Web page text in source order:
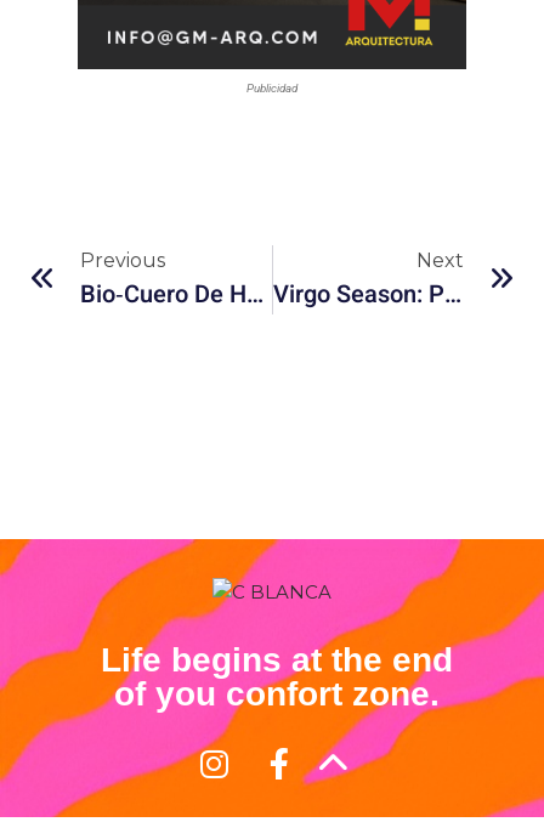
Publicidad
Previous
Bio‑cuero De Hongos Y Cáscara De Camarón: ¿El Fin Del Cuero Animal?
Next
Virgo Season: Productividad Con Mood Lunar
Life begins at the end
of you confort zone.
Términos y Condiciones